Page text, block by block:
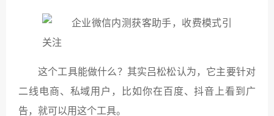
这个工具能做什么？其实吕松松认为，它主要针对
二线电商、私域用户，比如你在百度、抖音上看到广
告，就可以用这个工具。